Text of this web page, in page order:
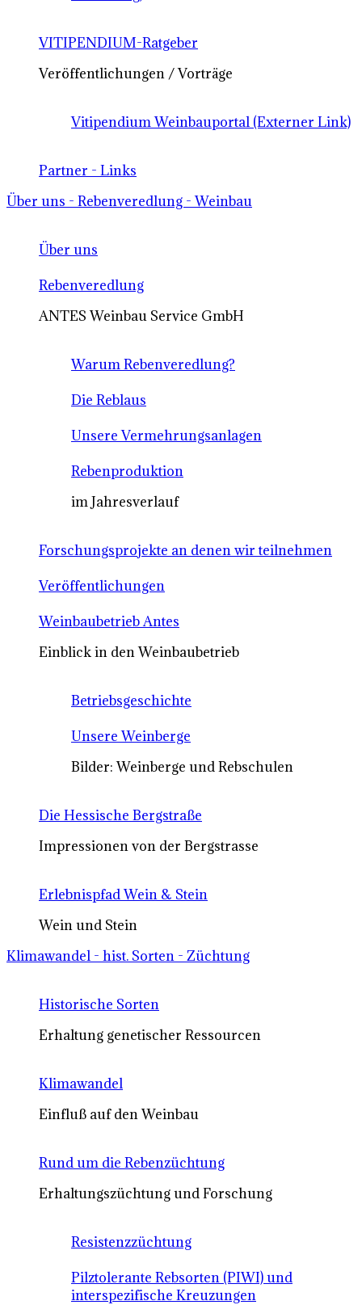
VITIPENDIUM-Ratgeber
Veröffentlichungen / Vorträge
Vitipendium Weinbauportal (Externer Link)
Partner - Links
Über uns - Rebenveredlung - Weinbau
Über uns
Rebenveredlung
ANTES Weinbau Service GmbH
Warum Rebenveredlung?
Die Reblaus
Unsere Vermehrungsanlagen
Rebenproduktion
im Jahresverlauf
Forschungsprojekte an denen wir teilnehmen
Veröffentlichungen
Weinbaubetrieb Antes
Einblick in den Weinbaubetrieb
Betriebsgeschichte
Unsere Weinberge
Bilder: Weinberge und Rebschulen
Die Hessische Bergstraße
Impressionen von der Bergstrasse
Erlebnispfad Wein & Stein
Wein und Stein
Klimawandel - hist. Sorten - Züchtung
Historische Sorten
Erhaltung genetischer Ressourcen
Klimawandel
Einfluß auf den Weinbau
Rund um die Rebenzüchtung
Erhaltungszüchtung und Forschung
Resistenzzüchtung
Pilztolerante Rebsorten (PIWI) und
interspezifische Kreuzungen